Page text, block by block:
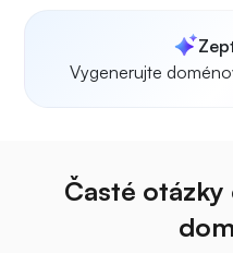
Vygenerujte
Časté